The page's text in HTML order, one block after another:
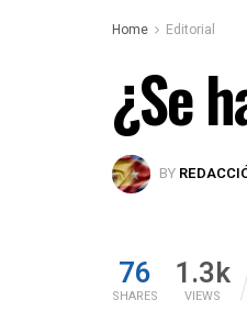
Home Editorial
¿Se
BY
76
SHARES
1.3k
VIEWS